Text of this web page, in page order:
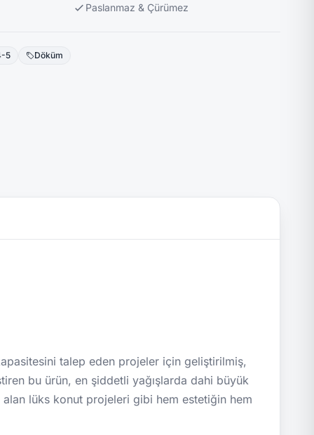
Paslanmaz & Çürümez
5 Döküm
talep eden projeler için geliştirilmiş,
bu ürün, en şiddetli yağışlarda dahi büyük
alan lüks konut projeleri gibi hem estetiğin hem